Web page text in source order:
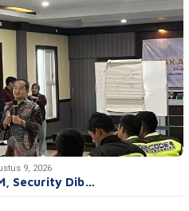
9, 2026
Security Dib…